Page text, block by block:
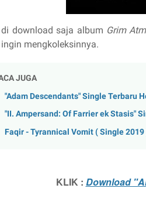
download saja album Grim
mengkoleksinnya.
JUGA
"Adam Descendants" Single Terbaru
"II. Ampersand: Of Farrier ek Stasis"
Faqir - Tyrannical Vomit ( Single 2019
KLIK : Download